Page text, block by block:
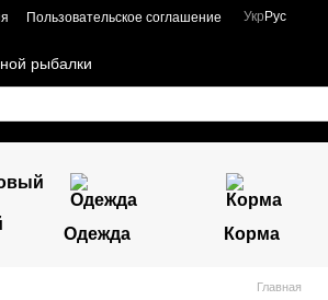
Пользовательское соглашение Укр Рус
рыбалки
Одежда Корма
Главная